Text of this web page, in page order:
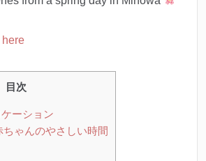
here
目次
ーション
ちゃんのやさしい時間